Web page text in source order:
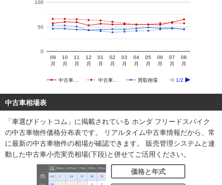
中古車… 中古車… 買取相場 1/2
09
月
10
月
11
月
12
月
01
月
02
月
03
月
04
月
05
月
06
月
07
月
08
月
0
50
100
中古車相場表
「車選びドットコム」に掲載されている ホンダ フリードスパイク
の中古車物件価格分布表です。 リアルタイム中古車情報だから、常
に最新の中古車物件の相場が確認できます。 販売管理システムと連
動した中古車小売実売相場(下段)と併せてご活用ください。
価格と年式